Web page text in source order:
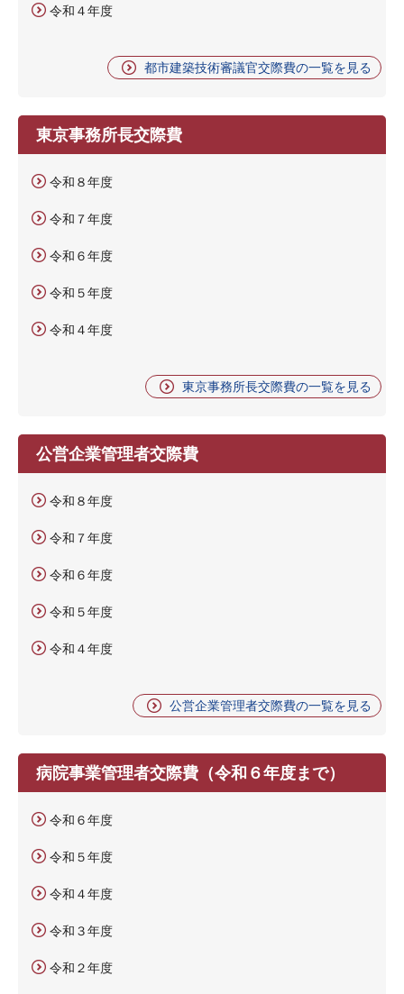
令和４年度
都市建築技術審議官交際費の一覧を見る
東京事務所長交際費
令和８年度
令和７年度
令和６年度
令和５年度
令和４年度
東京事務所長交際費の一覧を見る
公営企業管理者交際費
令和８年度
令和７年度
令和６年度
令和５年度
令和４年度
公営企業管理者交際費の一覧を見る
病院事業管理者交際費（令和６年度まで）
令和６年度
令和５年度
令和４年度
令和３年度
令和２年度